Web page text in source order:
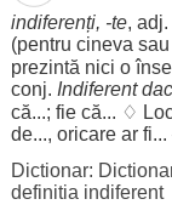
indiferenți, -te, adj.
(pentru cineva
prezintă nici o
conj. Indiferent
că...; fie că... ♢
de..., oricare arfi...
Dictionar:
definitia indiferent